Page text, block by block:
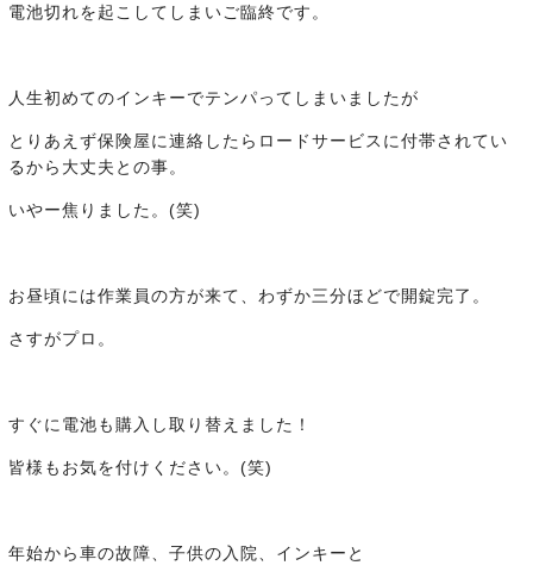
電池切れを起こしてしまいご臨終です。
人生初めてのインキーでテンパってしまいましたが
とりあえず保険屋に連絡したらロードサービスに付帯されてい
るから大丈夫との事。
いやー焦りました。(笑)
お昼頃には作業員の方が来て、わずか三分ほどで開錠完了。
さすがプロ。
すぐに電池も購入し取り替えました！
皆様もお気を付けください。(笑)
年始から車の故障、子供の入院、インキーと